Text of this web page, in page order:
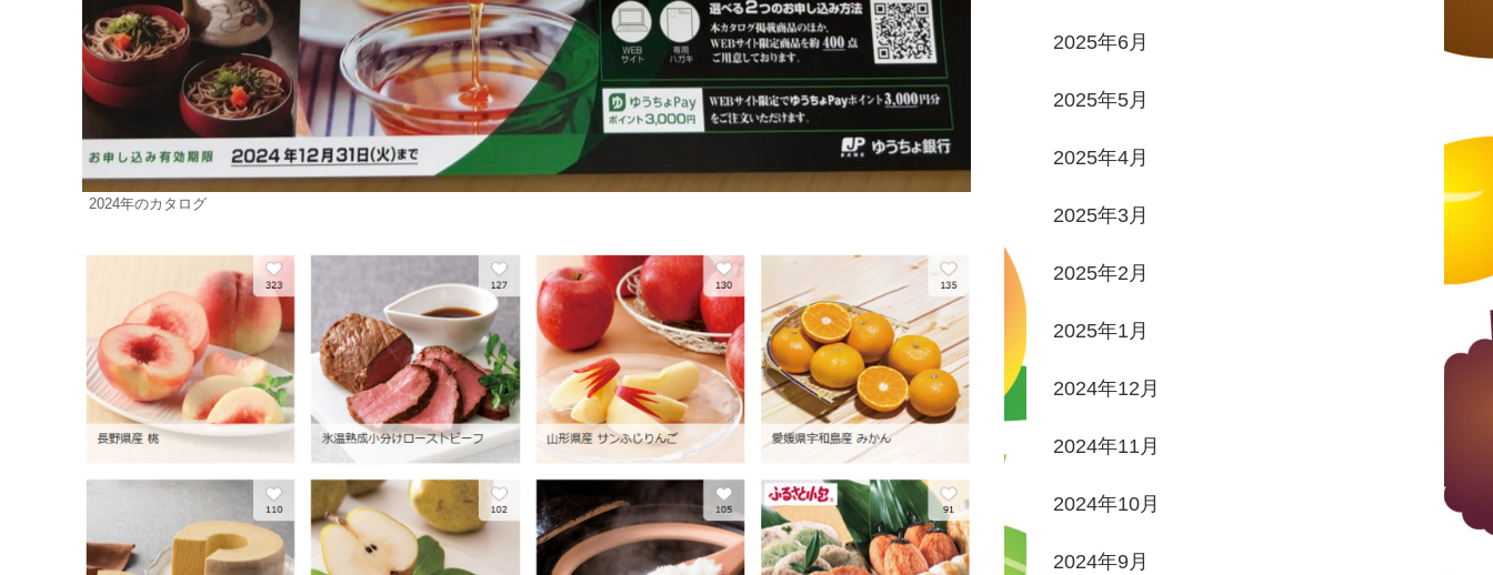
2024年のカタログ
2025年6月
2025年5月
2025年4月
2025年3月
2025年2月
2025年1月
2024年12月
2024年11月
2024年10月
2024年9月